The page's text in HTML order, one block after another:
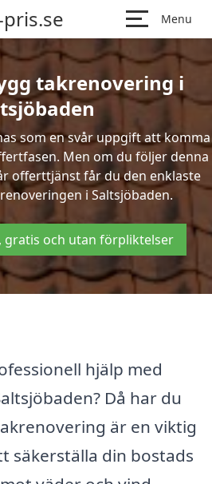
Menu
takrenovering i
som en svår uppgift att komma
Men om du följer denna
offerttjänst får du den enklaste
i Saltsjöbaden.
gratis och utan förpliktelser
hjälp med
Då har du
är en viktig
säkerställa din bostads